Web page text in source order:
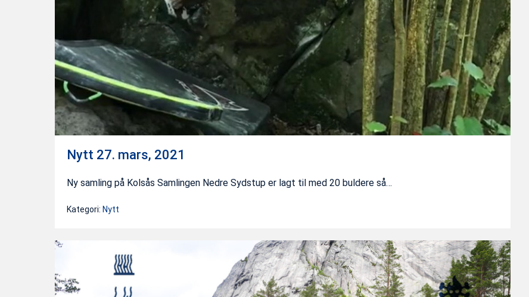
Nytt 27. mars, 2021
Ny samling på Kolsås Samlingen Nedre Sydstup er lagt til med 20 buldere så…
Kategori: Nytt
Symboler,
og